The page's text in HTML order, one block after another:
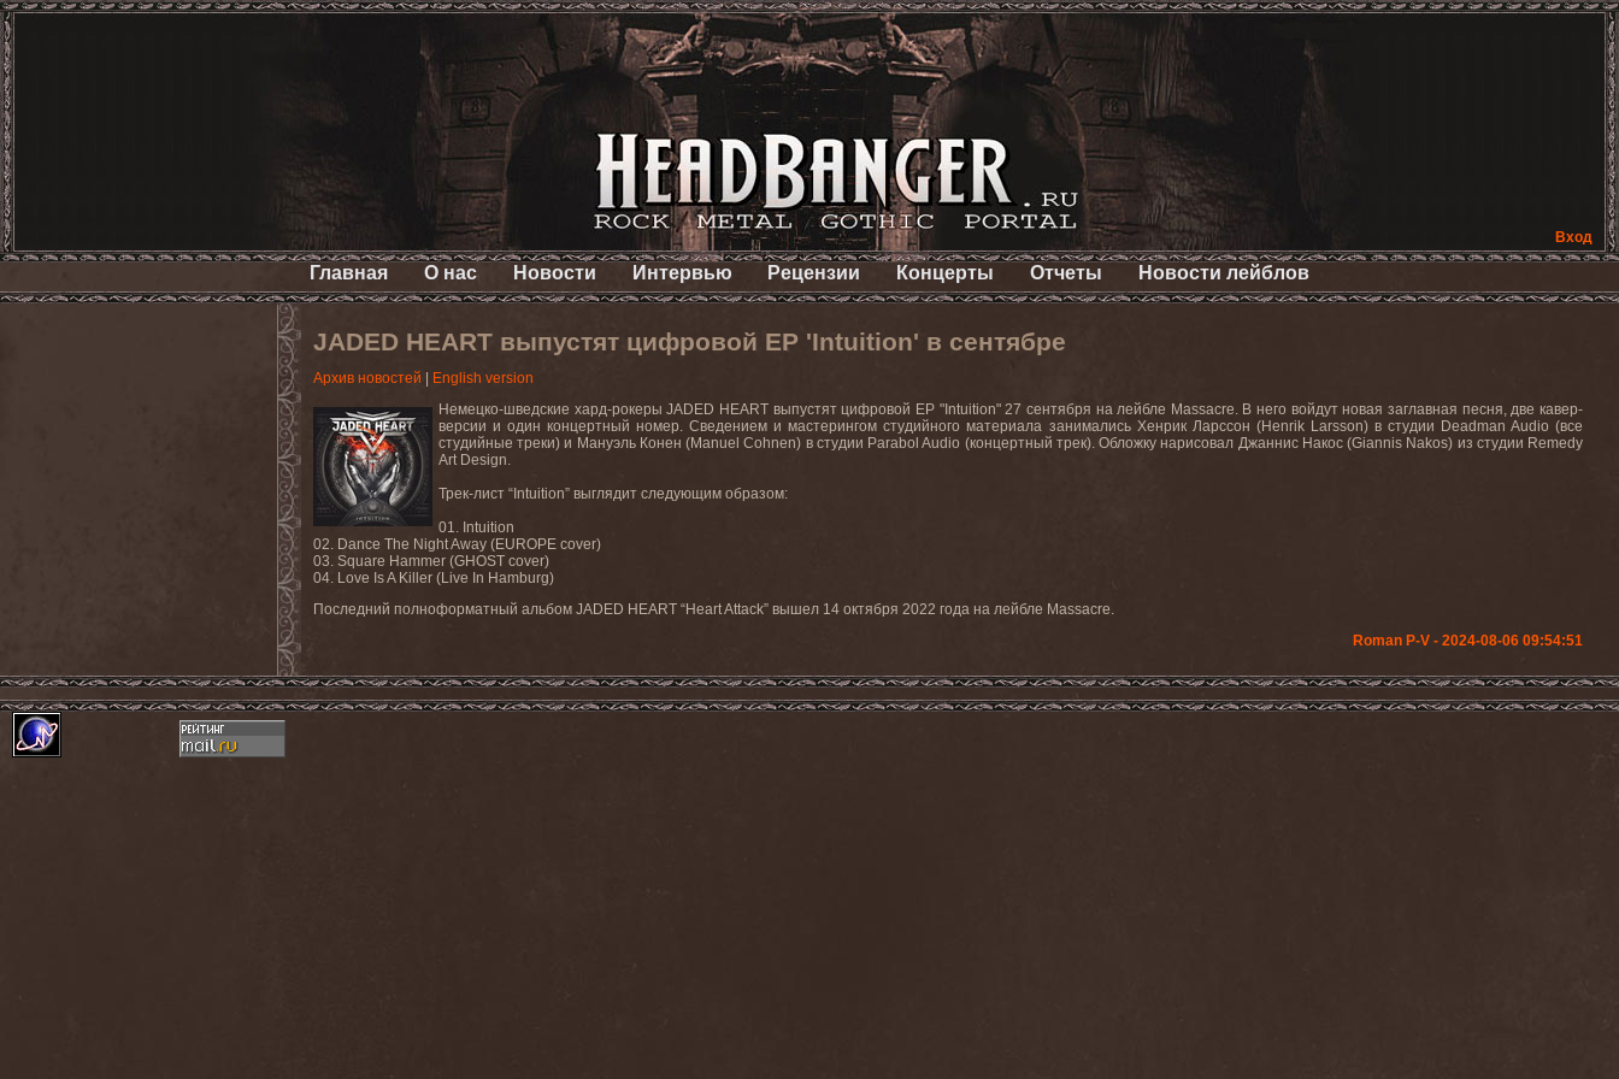
Вход
Главная О нас Новости Интервью Рецензии Концерты Отчеты Новости лейблов
JADED HEART выпустят цифровой EP 'Intuition' в сентябре
Архив новостей
English version
Немецко-шведские хард-рокеры JADED HEART выпустят цифровой EP "Intuition" 27 сентября на лейбле Massacre. В него войдут новая заглавная песня, две кавер-
версии и один концертный номер. Сведением и мастерингом студийного материала занимались Хенрик Ларссон (Henrik Larsson) в студии Deadman Audio (все
студийные треки) и Мануэль Конен (Manuel Cohnen) в студии Parabol Audio (концертный трек). Обложку нарисовал Джаннис Накос (Giannis Nakos) из студии Remedy
Art Design.
Трек-лист “Intuition” выглядит следующим образом:
01. Intuition
02. Dance The Night Away (EUROPE cover)
03. Square Hammer (GHOST cover)
04. Love Is A Killer (Live In Hamburg)
Последний полноформатный альбом JADED HEART “Heart Attack” вышел 14 октября 2022 года на лейбле Massacre.
Roman P-V - 2024-08-06 09:54:51